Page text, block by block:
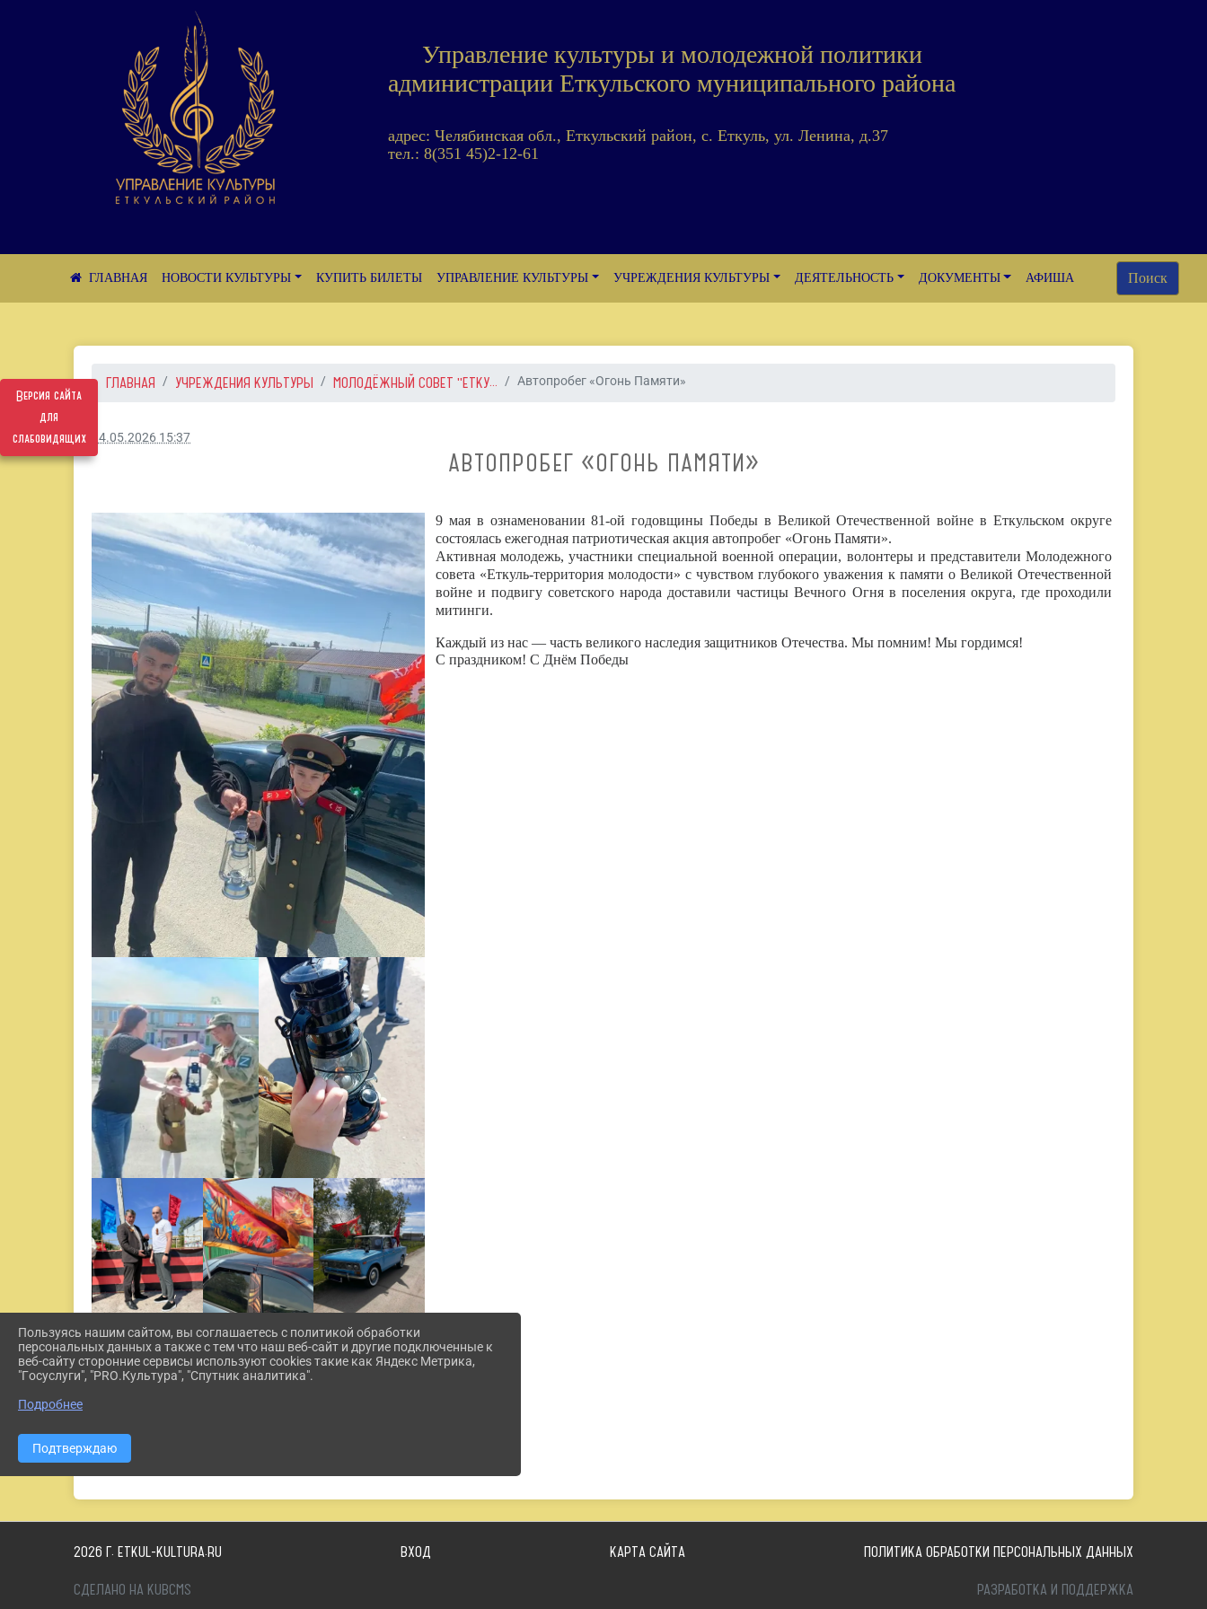
Версия сайта
для
слабовидящих
Управление культуры и молодежной политики
администрации Еткульского муниципального района
адрес: Челябинская обл., Еткульский район, с. Еткуль, ул. Ленина, д.37
тел.: 8(351 45)2-12-61
НОВОСТИ КУЛЬТУРЫ КУПИТЬ БИЛЕТЫ УПРАВЛЕНИЕ КУЛЬТУРЫ УЧРЕЖДЕНИЯ КУЛЬТУРЫ ДЕЯТЕЛЬНОСТЬ ДОКУМЕНТЫ АФИША Поиск
ГЛАВНАЯ УЧРЕЖДЕНИЯ КУЛЬТУРЫ МОЛОДЁЖНЫЙ СОВЕТ "ЕТКУ... Автопробег «Огонь Памяти»
14.05.2026 15:37
АВТОПРОБЕГ «ОГОНЬ ПАМЯТИ»
9 мая в ознаменовании 81-ой годовщины Победы в Великой Отечественной войне в Еткульском округе
состоялась ежегодная патриотическая акция автопробег «Огонь Памяти».
Активная молодежь, участники специальной военной операции, волонтеры и представители Молодежного
совета «Еткуль-территория молодости» с чувством глубокого уважения к памяти о Великой Отечественной
войне и подвигу советского народа доставили частицы Вечного Огня в поселения округа, где проходили
митинги.
Каждый из нас — часть великого наследия защитников Отечества. Мы помним! Мы гордимся!
С праздником! С Днём Победы
2026 Г. ETKUL-KULTURA.RU ВХОД КАРТА САЙТА ПОЛИТИКА ОБРАБОТКИ ПЕРСОНАЛЬНЫХ ДАННЫХ
СДЕЛАНО НА KUBCMS РАЗРАБОТКА И ПОДДЕРЖКА
Пользуясь нашим сайтом, вы соглашаетесь с политикой обработки
персональных данных а также с тем что наш веб-сайт и другие подключенные к
веб-сайту сторонние сервисы используют cookies такие как Яндекс Метрика,
"Госуслуги", "PRO.Культура", "Спутник аналитика".
Подробнее
Подтверждаю